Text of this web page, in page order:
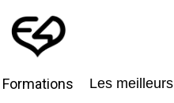
Formations Les meilleurs